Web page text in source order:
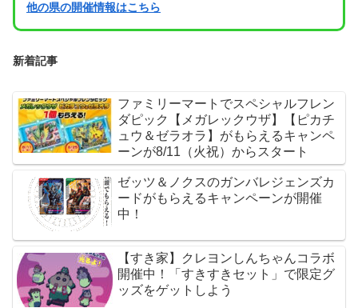
他の県の開催情報はこちら
新着記事
ファミリーマートでスペシャルフレン
ダピック【メガレックウザ】【ピカチ
ュウ＆ゼラオラ】がもらえるキャンペ
ーンが8/11（火祝）からスタート
ゼッツ＆ノクスのガンバレジェンズカ
ードがもらえるキャンペーンが開催
中！
【すき家】クレヨンしんちゃんコラボ
開催中！「すきすきセット」で限定グ
ッズをゲットしよう